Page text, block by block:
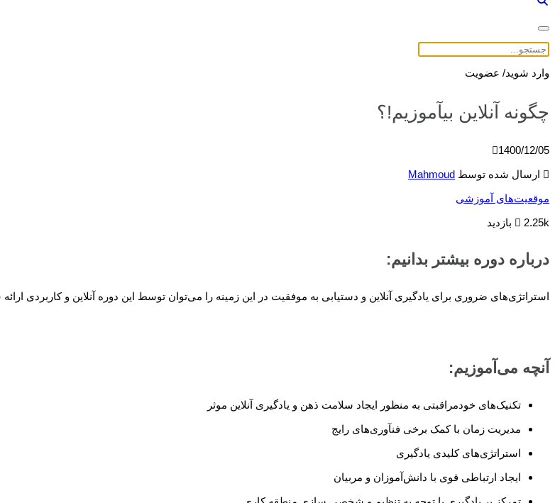
وارد شوید/ عضویت
چگونه آنلاین بیآموزیم!؟
1400/12/05
ارسال شده توسط Mahmoud
موقعیت‌های آموزشی
2.25k بازدید
درباره دوره بیشتر بدانیم:
استراتژی‌های ضروری برای یادگیری آنلاین و دستیابی به موفقیت در این زمینه را می‌توان توسط این دوره آنلاین و کاربردی
آنچه می‌آموزیم:
تکنیک‌های خودمراقبتی به منظور ایجاد سلامت ذهن و یادگیری آنلاین موثر
مدیریت زمان با کمک برخی فنآوری‌های رایج
استراتژی‌های کلیدی یادگیری
ایجاد ارتباطی قوی با دانش‌آموزان و مربیان